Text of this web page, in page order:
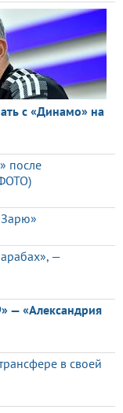
с «Динамо» на
после
—
— «Александрия
в своей